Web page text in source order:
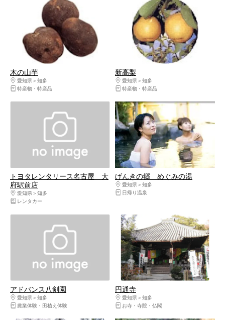
木の山芋
愛知県
知多
特産物・特産品
新高梨
愛知県
知多
特産物・特産品
トヨタレンタリース名古屋 大
府駅前店
愛知県
知多
レンタカー
げんきの郷 めぐみの湯
愛知県
知多
日帰り温泉
アドバンス八剣園
愛知県
知多
農業体験・田植え体験
円通寺
愛知県
知多
お寺・寺院・仏閣